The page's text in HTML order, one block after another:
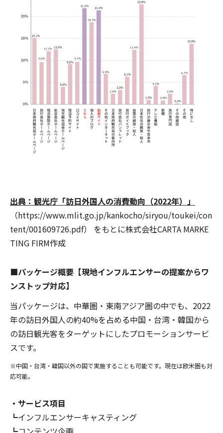
出典：観光庁「訪日外国人の消費動向（2022年）」
（https://www.mlit.go.jp/kankocho/siryou/toukei/con
tent/001609726.pdf） をもとに株式会社CARTA MARKE
TING FIRM作成
■パッケージ概要【現地インフルエンサーの提案からワ
ンストップ対応】
当パッケージは、中華圏・東南アジア圏の中でも、2022
年の訪日外国人の約40%を占める中国・台湾・韓国から
の訪日観光客をターゲットにしたプロモーションサービ
スです。
※中国・台湾・韓国以外の国で実施することも可能です。現在は欧米圏も対
応可能。
・サービス項目
┗インフルエンサーキャスティング